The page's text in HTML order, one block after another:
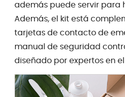
además puede servir para
Además, el kit está
tarjetas de contacto de
manual de seguridad
diseñado por expertos en el